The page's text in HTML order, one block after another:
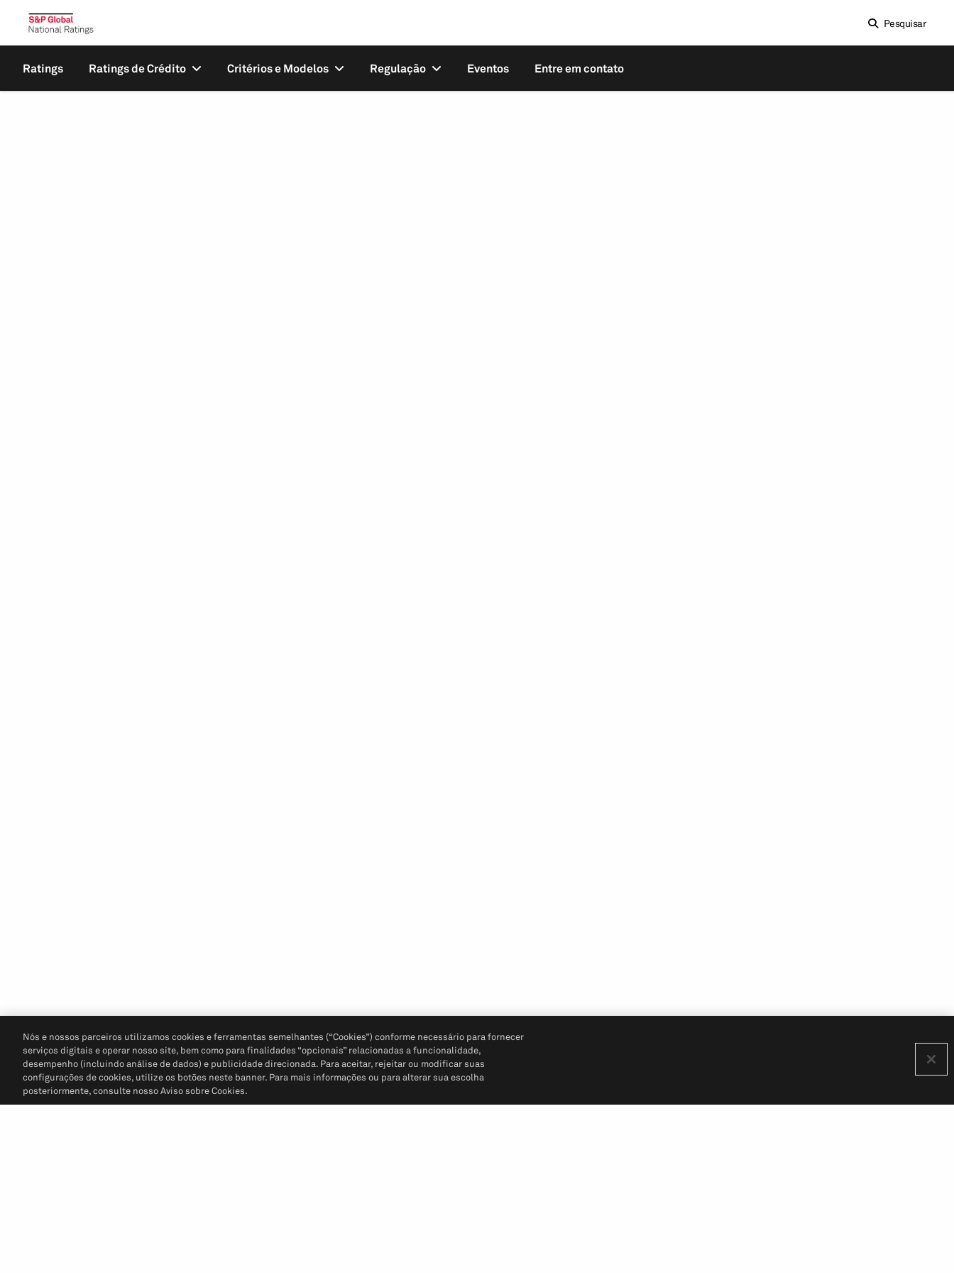
Pesquisar
Ratings Ratings de Crédito Critérios e Modelos Regulação Eventos Entre em contato
Nós e nossos parceiros utilizamos cookies e ferramentas semelhantes (“Cookies”) conforme necessário para fornecer
serviços digitais e operar nosso site, bem como para finalidades “opcionais” relacionadas a funcionalidade,
desempenho (incluindo análise de dados) e publicidade direcionada. Para aceitar, rejeitar ou modificar suas
configurações de cookies, utilize os botões neste banner. Para mais informações ou para alterar sua escolha
posteriormente, consulte nosso Aviso sobre Cookies.